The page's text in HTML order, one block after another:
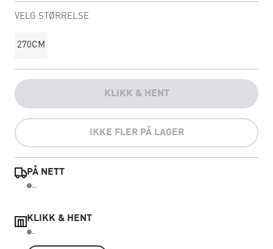
VELG STØRRELSE
270CM
KLIKK & HENT
IKKE FLER PÅ LAGER
PÅ NETT
...
KLIKK & HENT
..